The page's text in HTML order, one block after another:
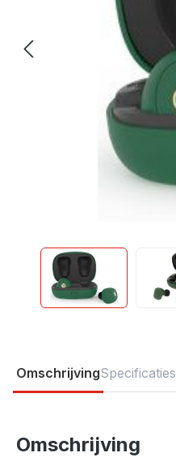
OmschrijvingSpecificaties
Omschrijving